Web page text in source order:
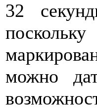
32
можно